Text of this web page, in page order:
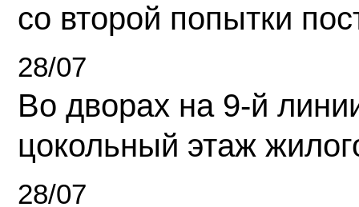
со второй попытки
28/07
Во дворах на 9-й
цокольный этаж
28/07